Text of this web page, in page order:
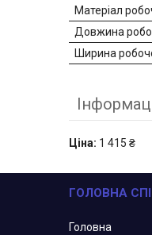
Матеріал
Довжина
Ширина
Ціна: 1 415 ₴
ГОЛОВНА
Головна